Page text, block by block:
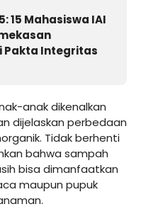
15 Mahasiswa IAI
Pakta Integritas
anak dikenalkan
dijelaskan perbedaan
Tidak berhenti
bahwa sampah
bisa dimanfaatkan
maupun pupuk